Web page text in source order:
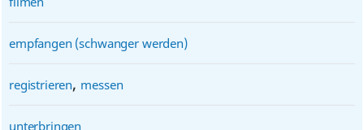
empfangen (schwanger werden)
registrieren, messen
unterbringen